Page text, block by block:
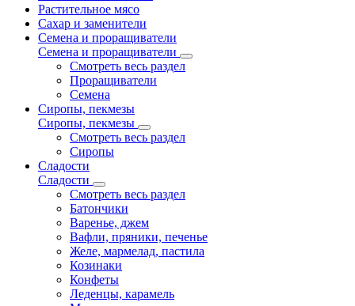
Растительное мясо
Сахар и заменители
Семена и проращиватели
Семена и проращиватели
Смотреть весь раздел
Проращиватели
Семена
Сиропы, пекмезы
Сиропы, пекмезы
Смотреть весь раздел
Сиропы
Сладости
Сладости
Смотреть весь раздел
Батончики
Варенье, джем
Вафли, пряники, печенье
Желе, мармелад, пастила
Козинаки
Конфеты
Леденцы, карамель